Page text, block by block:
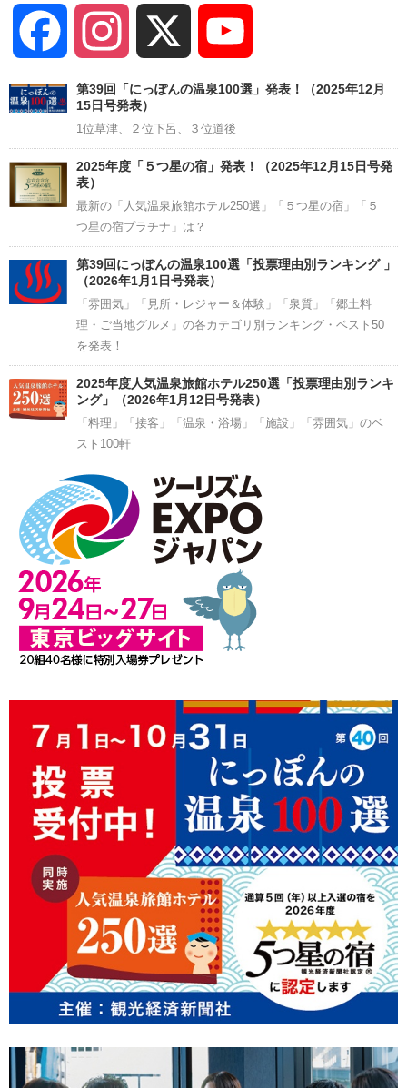
Facebook Instagram
Channel
第39回「にっぽんの温泉100選」発表！（2025年12月
15日号発表）
1位草津、２位下呂、３位道後
2025年度「５つ星の宿」発表！（2025年12月15日号発
表）
最新の「人気温泉旅館ホテル250選」「５つ星の宿」「５
つ星の宿プラチナ」は？
第39回にっぽんの温泉100選「投票理由別ランキング 」
（2026年1月1日号発表）
「雰囲気」「見所・レジャー＆体験」「泉質」「郷土料
理・ご当地グルメ」の各カテゴリ別ランキング・ベスト50
を発表！
2025年度人気温泉旅館ホテル250選「投票理由別ランキ
ング」（2026年1月12日号発表）
「料理」「接客」「温泉・浴場」「施設」「雰囲気」のベ
スト100軒